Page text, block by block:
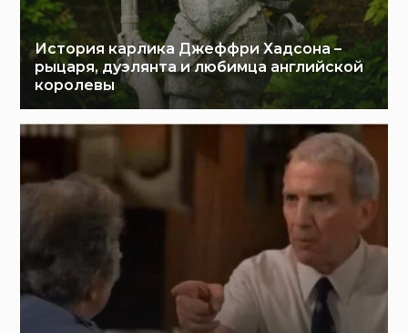
История карлика Джеффри Хадсона –
рыцаря, дуэлянта и любимца английской
королевы